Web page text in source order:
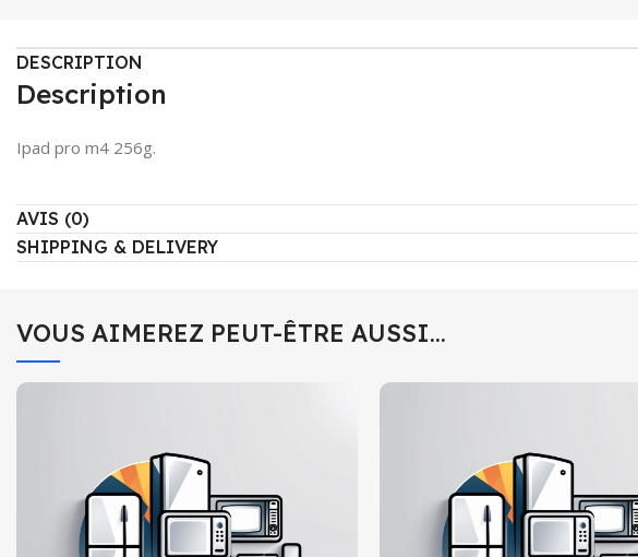
DESCRIPTION
Description
Ipad pro m4 256g.
AVIS (0)
SHIPPING & DELIVERY
VOUS AIMEREZ PEUT-ÊTRE AUSSI…